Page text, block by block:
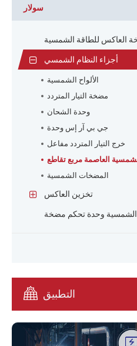
سولار
العاكس للطاقة الشمسية
أجزاء النظام الشمسي
الألواح الشمسية
مضخة التيار المتردد
وحدة الشحان
جي بي آر إس وحدة
خرج التيار المتردد مفاعل
العاصمة مربع تقاطع
المضخات الشمسية
تخزين العاكس
الشمسية وحدة تحكم مضخة
التطبيق